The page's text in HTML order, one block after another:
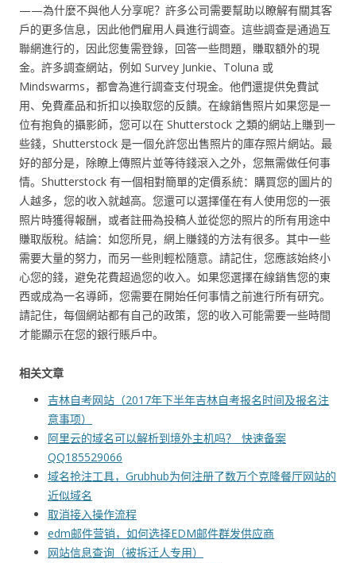
——為什麼不與他人分享呢？許多公司需要幫助以瞭解有關其客
戶的更多信息，因此他們雇用人員進行調查。這些調查是通過互
聯網進行的，因此您隻需登錄，回答一些問題，賺取額外的現
金。許多調查網站，例如 Survey Junkie、Toluna 或
Mindswarms，都會為進行調查支付現金。他們還提供免費試
用、免費產品和折扣以換取您的反饋。在線銷售照片如果您是一
位有抱負的攝影師，您可以在 Shutterstock 之類的網站上賺到一
些錢，Shutterstock 是一個允許您出售照片的庫存照片網站。最
好的部分是，除瞭上傳照片並等待錢滾入之外，您無需做任何事
情。Shutterstock 有一個相對簡單的定價系統：購買您的圖片的
人越多，您的收入就越高。您還可以選擇僅在有人使用您的一張
照片時獲得報酬，或者註冊為投稿人並從您的照片的所有用途中
賺取版稅。結論：如您所見，網上賺錢的方法有很多。其中一些
需要大量的努力，而另一些則輕松隨意。請記住，您應該始終小
心您的錢，避免花費超過您的收入。如果您選擇在線銷售您的東
西或成為一名導師，您需要在開始任何事情之前進行所有研究。
請記住，每個網站都有自己的政策，您的收入可能需要一些時間
才能顯示在您的銀行賬戶中。
相关文章
吉林自考网站（2017年下半年吉林自考报名时间及报名注
意事项）
阿里云的域名可以解析到境外主机吗？_快速备案
QQ185529066
域名抢注工具，Grubhub为何注册了数万个克隆餐厅网站的
近似域名
取消接入操作流程
edm邮件营销，如何选择EDM邮件群发供应商
网站信息查询（被拆迁人专用）